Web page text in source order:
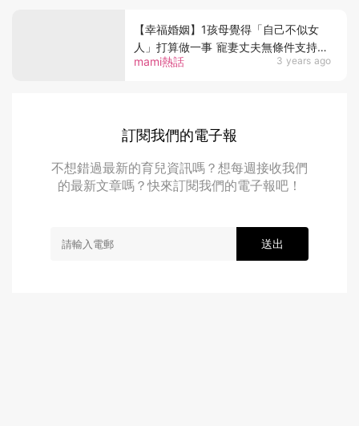
mami熱話 3 years ago
【幸福婚姻】1孩母覺得「自己不似女
人」打算做一事 寵妻丈夫無條件支持：
要離婚都無所謂
訂閱我們的電子報
不想錯過最新的育兒資訊嗎？想每週接收我們
的最新文章嗎？快來訂閱我們的電子報吧！
送出